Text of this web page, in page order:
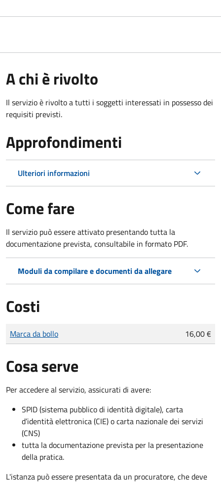
A chi è rivolto
Il servizio è rivolto a tutti i soggetti interessati in possesso dei
requisiti previsti.
Approfondimenti
Ulteriori informazioni
Come fare
Il servizio può essere attivato presentando tutta la
documentazione prevista, consultabile in formato PDF.
Moduli da compilare e documenti da allegare
Costi
Tipo di pagamento
Importo
Marca da bollo 16,00 €
Cosa serve
Per accedere al servizio, assicurati di avere:
SPID (sistema pubblico di identità digitale), carta
d’identità elettronica (CIE) o carta nazionale dei servizi
(CNS)
tutta la documentazione prevista per la presentazione
della pratica.
L'istanza può essere presentata da un procuratore, che deve